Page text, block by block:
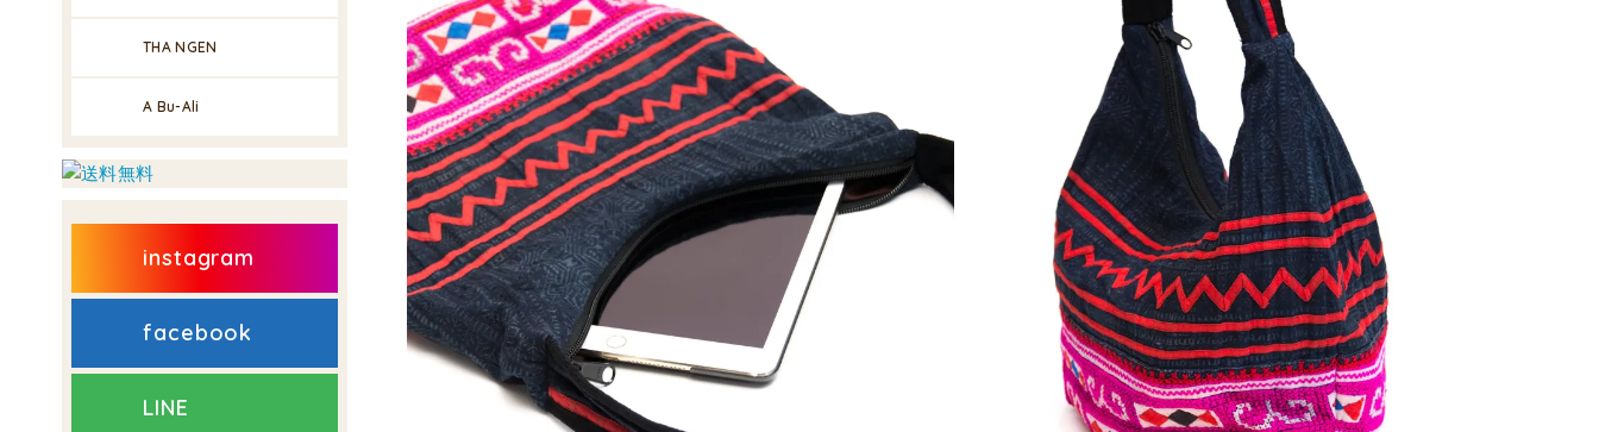
THA NGEN
A Bu-Ali
instagram
facebook
LINE